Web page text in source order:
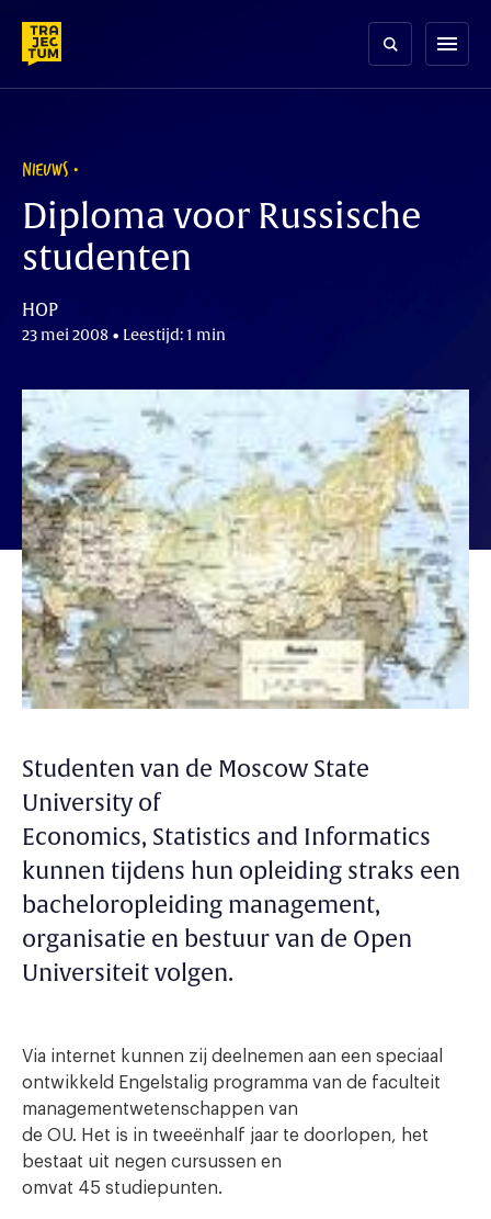
content
menu
NIEUWS
Diploma voor Russische
studenten
HOP
23 mei 2008 • Leestijd: 1 min
Studenten van de Moscow State
University of
Economics, Statistics and Informatics
kunnen tijdens hun opleiding straks een
bacheloropleiding management,
organisatie en bestuur van de Open
Universiteit volgen.
Via internet kunnen zij deelnemen aan een speciaal
ontwikkeld Engelstalig programma van de faculteit
managementwetenschappen van
de OU. Het is in tweeënhalf jaar te doorlopen, het
bestaat uit negen cursussen en
omvat 45 studiepunten.